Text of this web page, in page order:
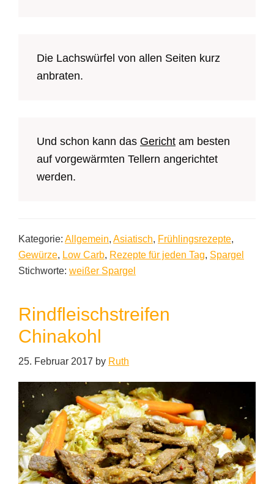
Die Lachswürfel von allen Seiten kurz
anbraten.
Und schon kann das Gericht am besten
auf vorgewärmten Tellern angerichtet
werden.
Kategorie: Allgemein, Asiatisch, Frühlingsrezepte,
Gewürze, Low Carb, Rezepte für jeden Tag, Spargel
Stichworte: weißer Spargel
Rindfleischstreifen
Chinakohl
25. Februar 2017 by Ruth